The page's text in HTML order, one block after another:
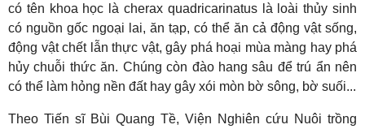
có tên khoa học là cherax quadricarinatus là loài thủy sinh
có nguồn gốc ngoại lai, ăn tạp, có thể ăn cả động vật sống,
động vật chết lẫn thực vật, gây phá hoại mùa màng hay phá
hủy chuỗi thức ăn. Chúng còn đào hang sâu để trú ẩn nên
có thể làm hỏng nền đất hay gây xói mòn bờ sông, bờ suối...
Theo Tiến sĩ Bùi Quang Tề, Viện Nghiên cứu Nuôi trồng